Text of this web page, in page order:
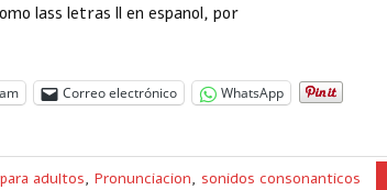
lass letras ll en espanol, por
Correo electrónico WhatsApp
adultos, Pronunciacion, sonidos consonanticos